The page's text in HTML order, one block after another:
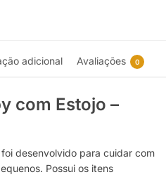
adicional Avaliações 0
com Estojo –
desenvolvido para cuidar com
Possui os itens